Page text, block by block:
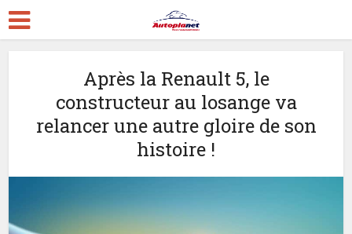
Après la Renault 5, le
constructeur au losange va
relancer une autre gloire de son
histoire !